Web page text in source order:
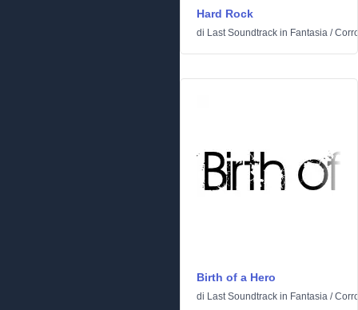
Hard Rock
di Last Soundtrack in Fantasia /
Birth of a Hero
di Last Soundtrack in Fantasia /